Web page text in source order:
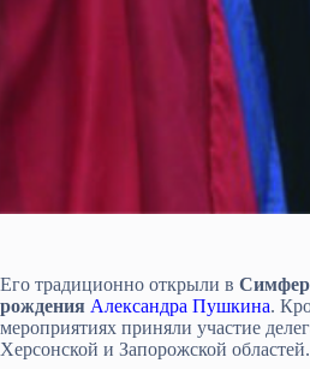
Его традиционно открыли в
рождения Александра Пушкина.
мероприятиях приняли участие
Херсонской и Запорожской областей.